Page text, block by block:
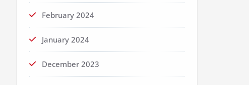
February 2024
January 2024
December 2023